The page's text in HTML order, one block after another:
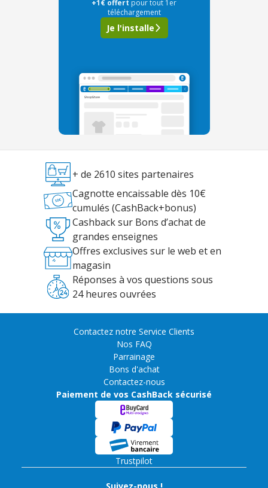
+1€ offert pour tout 1er
téléchargement
Je l'installe
+ de 2610 sites partenaires
Cagnotte encaissable dès 10€
cumulés (CashBack+bonus)
Cashback sur Bons d’achat de
grandes enseignes
Offres exclusives sur le web et en
magasin
Réponses à vos questions sous
24 heures ouvrées
Contactez notre Service Clients
Nos FAQ
Parrainage
Bons d'achat
Contactez-nous
Paiement de vos CashBack sécurisé
Trustpilot